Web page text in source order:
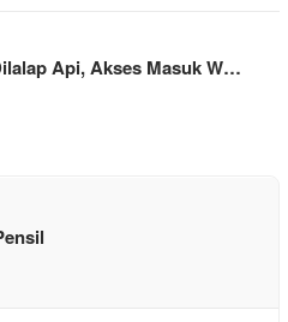
Api, Akses Masuk W…